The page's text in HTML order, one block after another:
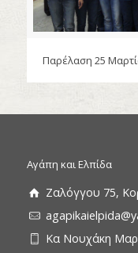
Παρέλαση 25
Αγάπη και Ελπίδα
Ζαλόγγου 75,
Κα Νουχάκη